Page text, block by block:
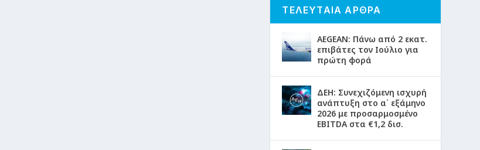
ΤΕΛΕΥΤΑΙΑ ΑΡΘΡΑ
AEGEAN: Πάνω από 2 εκατ.
επιβάτες τον Ιούλιο για
πρώτη φορά
ΔΕΗ: Συνεχιζόμενη ισχυρή
ανάπτυξη στο α΄ εξάμηνο
2026 με προσαρμοσμένο
EBITDA στα €1,2 δισ.